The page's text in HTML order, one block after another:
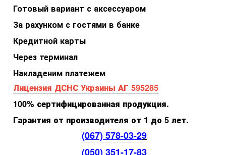
Готовый вариант с аксессуаром
За рахунком с гостями в банке
Кредитной карты
Через терминал
Накладеним платежем
Лицензия ДСНС Украины АГ 595285
100% сертифицированная продукция.
Гарантия от производителя от 1 до 5 лет.
(067) 578-03-29
(050) 351-17-83